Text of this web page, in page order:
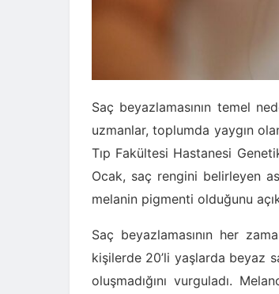
Saç beyazlamasının temel
uzmanlar, toplumda yaygın
Tıp Fakültesi Hastanesi
Ocak, saç rengini belirleyen
melanin pigmenti olduğunu
Saç beyazlamasının her
kişilerde 20’li yaşlarda beyaz
oluşmadığını vurguladı.